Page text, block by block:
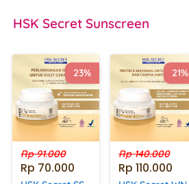
HSK Secret Sunscreen
Rp 91.000
Rp 70.000
23%
Rp 140.000
Rp 110.000
21%